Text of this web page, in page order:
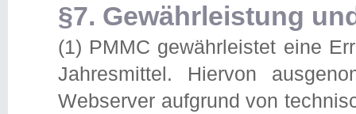
§7. Gewährleistung
(1) PMMC gewährleistet eine
Jahresmittel. Hiervon
Webserver aufgrund von